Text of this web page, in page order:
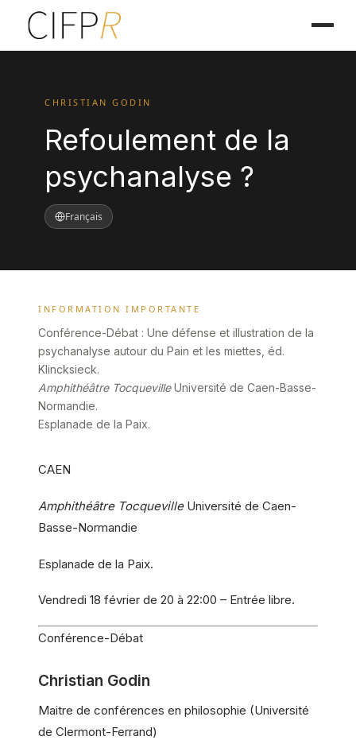
CHRISTIAN GODIN
Refoulement de la
psychanalyse ?
Français
INFORMATION IMPORTANTE
Conférence-Débat : Une défense et illustration de la
psychanalyse autour du Pain et les miettes, éd.
Klincksieck.
Amphithéâtre TocquevilleUniversité de Caen-Basse-
Normandie.
Esplanade de la Paix.
CAEN
Amphithéâtre TocquevilleUniversité de Caen-
Basse-Normandie
Esplanade de la Paix.
Vendredi 18 février de 20 à 22:00 – Entrée libre.
Conférence-Débat
Christian Godin
Maitre de conférences en philosophie (Université
de Clermont-Ferrand)